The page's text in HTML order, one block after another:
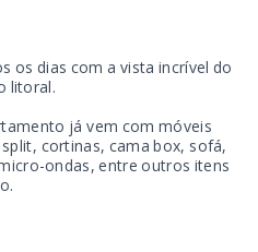
os dias com a vista incrível do
litoral.
já vem com móveis
cortinas, cama box, sofá,
ondas, entre outros itens